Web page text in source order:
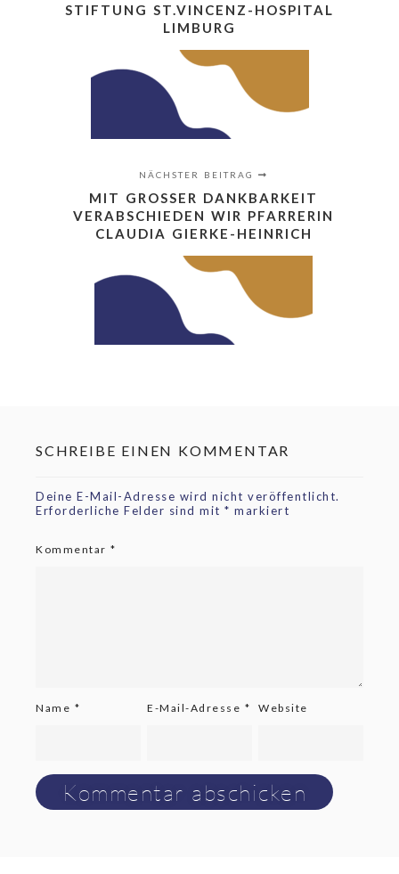
STIFTUNG ST.VINCENZ-HOSPITAL
LIMBURG
NÄCHSTER BEITRAG
MIT GROSSER DANKBARKEIT V
ERABSCHIEDEN WIR PFARRERIN C
LAUDIA GIERKE-HEINRICH
SCHREIBE EINEN KOMMENTAR
Deine E-Mail-Adresse wird nicht veröffentlicht.
Erforderliche Felder sind mit * markiert
Kommentar *
Name * E-Mail-Adresse * Website